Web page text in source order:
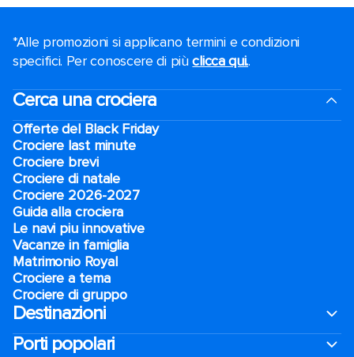
*Alle promozioni si applicano termini e condizioni
specifici. Per conoscere di piùclicca qui..
Cerca una crociera
Offerte del Black Friday
Crociere last minute
Crociere brevi​
Crociere di natale​
Crociere 2026-2027
Guida alla crociera
Le navi piu innovative
Vacanze in famiglia
Matrimonio Royal
Crociere a tema
Crociere di gruppo
Destinazioni
Porti popolari